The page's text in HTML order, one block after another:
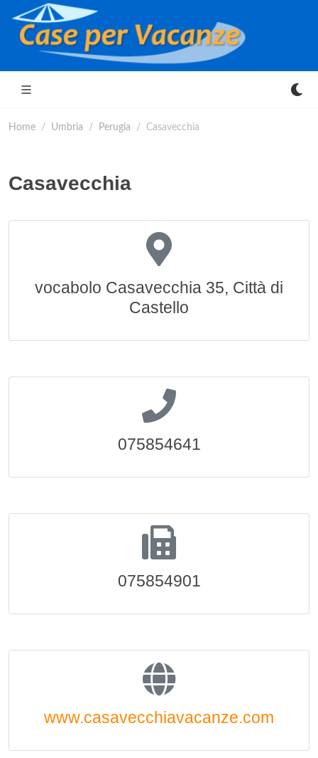
Home Umbria Perugia Casavecchia
Casavecchia
vocabolo Casavecchia 35, Città di
Castello
075854641
075854901
www.casavecchiavacanze.com